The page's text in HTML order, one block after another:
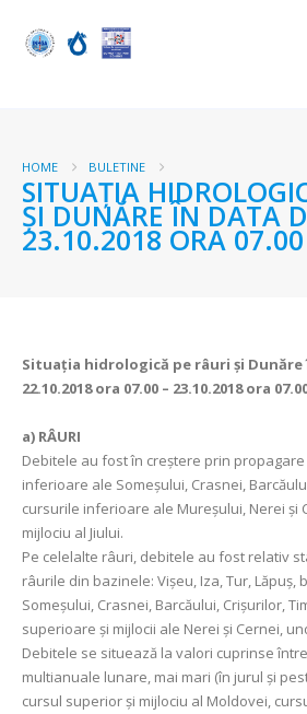
HOME BULETINE
SITUAŢIA
ŞI DUNĂRE ÎN DATA
23.10.2018 ORA 07.00
Situaţia hidrologică pe râuri şi
22.10.2018 ora 07.00 – 23.10.2018 ora
a) RÂURI
Debitele au fost în creștere prin
inferioare ale Someșului, Crasnei,
cursurile inferioare ale Mureșului, Nerei și
mijlociu al Jiului.
Pe celelalte râuri, debitele au fost relativ
râurile din bazinele: Vișeu, Iza, Tur,
Someșului, Crasnei, Barcăului, Crișurilor,
superioare și mijlocii ale Nerei și Cernei,
Debitele se situează la valori cuprinse
multianuale lunare, mai mari (în jurul și
cursul superior și mijlociu al Moldovei,